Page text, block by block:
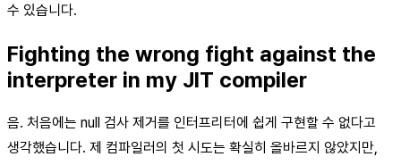
수 있습니다.
Fighting the wrong fight against the
interpreter in my JIT compiler
음. 처음에는 null 검사 제거를 인터프리터에 쉽게 구현할 수 없다고
생각했습니다. 제 컴파일러의 첫 시도는 확실히 올바르지 않았지만,